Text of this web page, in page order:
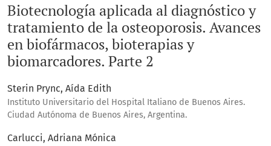
Biotecnología aplicada al diagnóstico y
tratamiento de la osteoporosis. Avances
en biofármacos, bioterapias y
biomarcadores. Parte 2
Sterin Prync, Aída Edith
Instituto Universitario del Hospital Italiano de Buenos Aires.
Ciudad Autónoma de Buenos Aires, Argentina.
Carlucci, Adriana Mónica